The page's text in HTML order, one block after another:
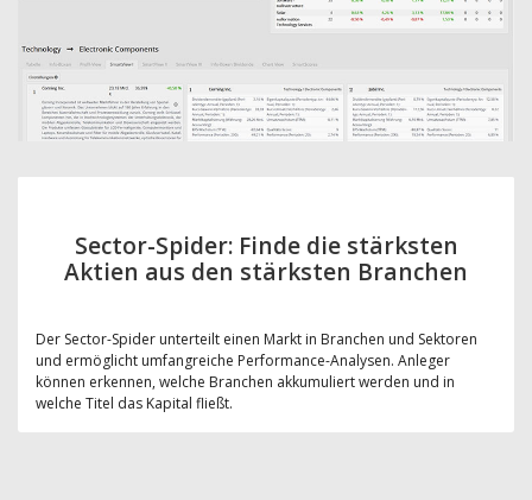
Sector-Spider: Finde die stärksten
Aktien aus den stärksten Branchen
Der Sector-Spider unterteilt einen Markt in Branchen und Sektoren
und ermöglicht umfangreiche Performance-Analysen. Anleger
können erkennen, welche Branchen akkumuliert werden und in
welche Titel das Kapital fließt.